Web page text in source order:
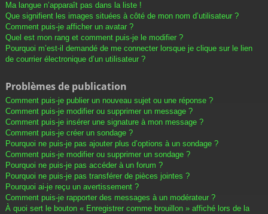
Ma langue n’apparaît pas dans la liste !
Que signifient les images situées à côté de mon nom d’utilisateur ?
Comment puis-je afficher un avatar ?
Quel est mon rang et comment puis-je le modifier ?
Pourquoi m’est-il demandé de me connecter lorsque je clique sur le lien
de courrier électronique d’un utilisateur ?
Problèmes de publication
Comment puis-je publier un nouveau sujet ou une réponse ?
Comment puis-je modifier ou supprimer un message ?
Comment puis-je insérer une signature à mon message ?
Comment puis-je créer un sondage ?
Pourquoi ne puis-je pas ajouter plus d’options à un sondage ?
Comment puis-je modifier ou supprimer un sondage ?
Pourquoi ne puis-je pas accéder à un forum ?
Pourquoi ne puis-je pas transférer de pièces jointes ?
Pourquoi ai-je reçu un avertissement ?
Comment puis-je rapporter des messages à un modérateur ?
À quoi sert le bouton « Enregistrer comme brouillon » affiché lors de la